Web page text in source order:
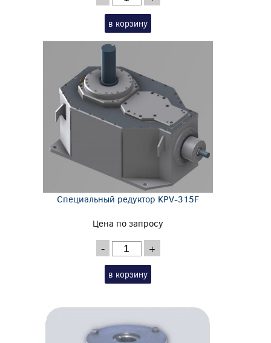
в корзину
Специальный редуктор KPV-315F
Цена по запросу
- +
в корзину